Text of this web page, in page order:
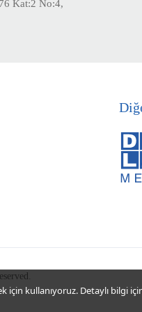
Kat:2 No:4,
için kullanıyoruz. Detaylı bilgi